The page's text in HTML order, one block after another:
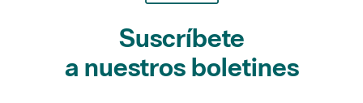
Suscríbete
a nuestros boletines